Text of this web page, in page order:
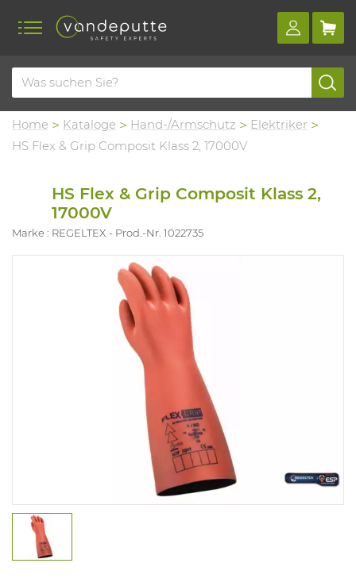
Home Kataloge Hand-/Armschutz
Elektriker
HS Flex & Grip Composit Klass 2, 17000V
HS Flex & Grip Composit Klass 2,
17000V
Marke : REGELTEX Prod.-Nr. 1022735